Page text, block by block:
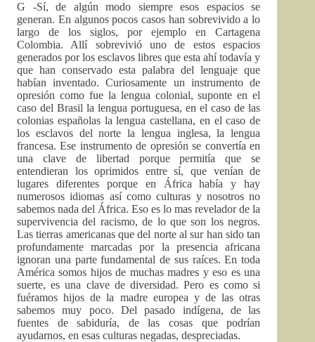
G -Sí, de algún modo siempre esos espacios se
generan. En algunos pocos casos han sobrevivido a lo
largo de los siglos, por ejemplo en Cartagena
Colombia. Allí sobrevivió uno de estos espacios
generados por los esclavos libres que esta ahí todavía y
que han conservado esta palabra del lenguaje que
habían inventado. Curiosamente un instrumento de
opresión como fue la lengua colonial, suponte en el
caso del Brasil la lengua portuguesa, en el caso de las
colonias españolas la lengua castellana, en el caso de
los esclavos del norte la lengua inglesa, la lengua
francesa. Ese instrumento de opresión se convertía en
una clave de libertad porque permitía que se
entendieran los oprimidos entre sí, que venían de
lugares diferentes porque en África había y hay
numerosos idiomas así como culturas y nosotros no
sabemos nada del África. Eso es lo mas revelador de la
supervivencia del racismo, de lo que son los negros.
Las tierras americanas que del norte al sur han sido tan
profundamente marcadas por la presencia africana
ignoran una parte fundamental de sus raíces. En toda
América somos hijos de muchas madres y eso es una
suerte, es una clave de diversidad. Pero es como si
fuéramos hijos de la madre europea y de las otras
sabemos muy poco. Del pasado indígena, de las
fuentes de sabiduría, de las cosas que podrían
ayudarnos, en esas culturas negadas, despreciadas.